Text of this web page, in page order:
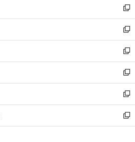
で
開
く
ド
ウ
で
開
く
ィ
ン
ド
ウ
で
開
く
い
ウ
ィ
ン
ド
ウ
で
開
く
新
し
い
ウ
ィ
ン
ド
ウ
で
開
く
新
し
い
ウ
ィ
ン
ド
ウ
で
開
新
し
い
ウ
ィ
ン
ド
ウ
新
し
い
ウ
ィ
ン
新
し
い
ウ
新
し